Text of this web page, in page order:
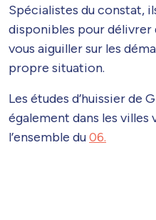
Spécialistes du constat,
disponibles pour délivrer
vous aiguiller sur les
propre situation.
Les études d’huissier de
également dans les villes
l’ensemble du06.